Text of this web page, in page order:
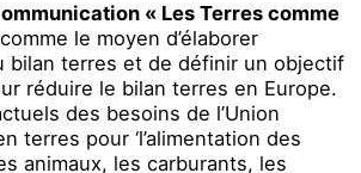
« Les Terres comme
le moyen d’élaborer
bilan terres et de définir un objectif
réduire le bilan terres en Europe.
des besoins de l’Union
terres pour ‘l’alimentation des
animaux, les carburants, les